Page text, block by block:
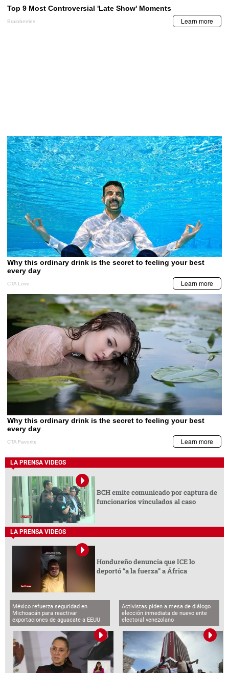
LA PRENSA VIDEOS
BCH emite comunicado por captura de
funcionarios vinculados al caso
LA PRENSA VIDEOS
Hondureño denuncia que ICE lo
deportó “a la fuerza” a África
México refuerza seguridad en
Michoacán para reactivar
exportaciones de aguacate a EEUU
Activistas piden a mesa de diálogo
elección inmediata de nuevo ente
electoral venezolano